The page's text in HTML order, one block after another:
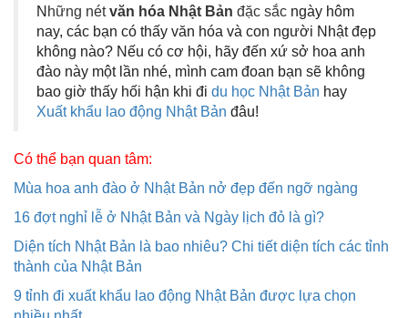
N hững nétvăn hóa Nhật Bản đặc sắc ngày hôm
nay, các bạn có thấy văn hóa và con người Nhật đẹp
không nào? Nếu có cơ hội, hãy đến xứ sở hoa anh
đào này một lần nhé, mình cam đoan bạn sẽ không
bao giờ thấy hối hận khi đi du học Nhật Bản hay
Xuất khẩu lao động Nhật Bản đâu!
Có thể bạn quan tâm:
Mùa hoa anh đào ở Nhật Bản nở đẹp đến ngỡ ngàng
16 đợt nghỉ lễ ở Nhật Bản và Ngày lịch đỏ là gì?
Diện tích Nhật Bản là bao nhiêu? Chi tiết diện tích các tỉnh
thành của Nhật Bản
9 tỉnh đi xuất khẩu lao động Nhật Bản được lựa chọn